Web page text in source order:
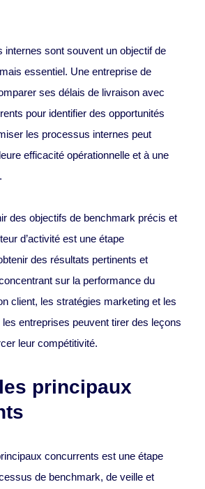
internes sont souvent un objectif de
essentiel. Une entreprise de
ses délais de livraison avec
pour identifier des opportunités
les processus internes peut
efficacité opérationnelle et à une
des objectifs de benchmark précis et
d’activité est une étape
des résultats pertinents et
sur la performance du
client, les stratégies marketing et les
entreprises peuvent tirer des leçons
leur compétitivité.
principaux
concurrents est une étape
de benchmark, de veille et